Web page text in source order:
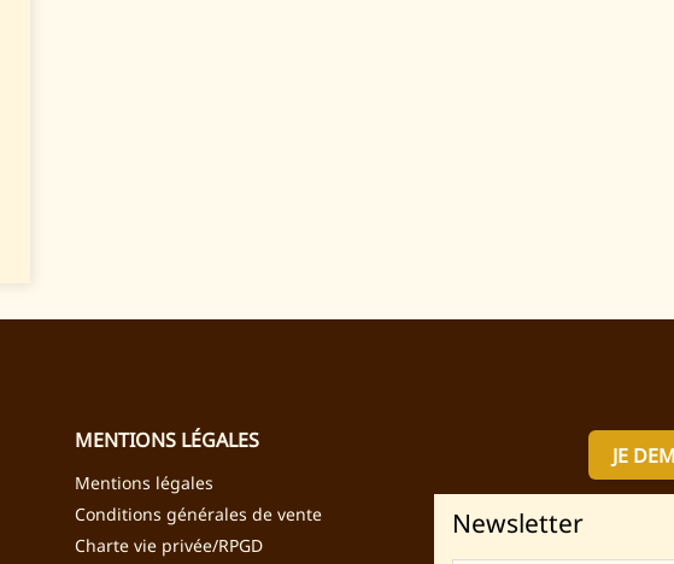
MENTIONS LÉGALES
Mentions légales
Conditions générales de vente
Charte vie privée/RPGD
JE
Newsletter